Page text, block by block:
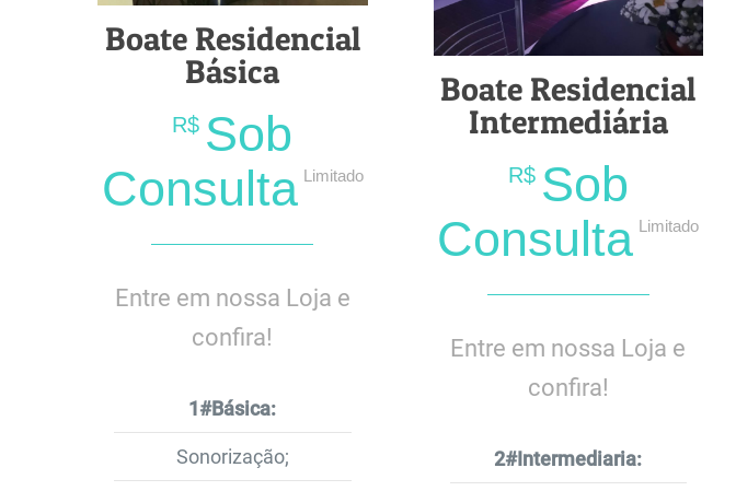
Boate Residencial
Básica
R$ Sob
Consulta Limitado
Entre em nossa Loja e
confira!
1#Básica:
Sonorização;
Boate Residencial
Intermediária
R$ Sob
Consulta Limitado
Entre em nossa Loja e
confira!
2#Intermediaria: